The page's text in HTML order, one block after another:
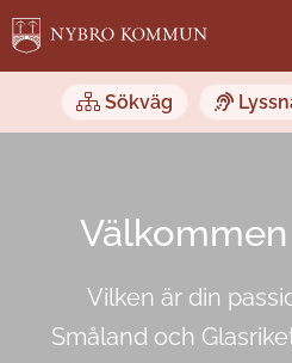
Sökväg
Vilken är din
Småland och